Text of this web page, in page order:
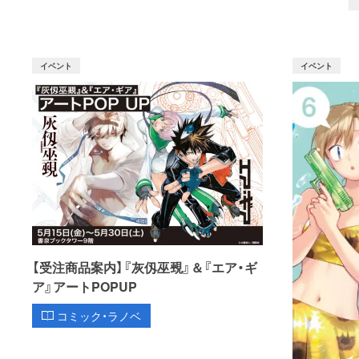
イベント
【受注商品案内】『灰仭巫覡』＆『エア・ギ
ア』アートPOPUP
コミック・ラノベ
イベント